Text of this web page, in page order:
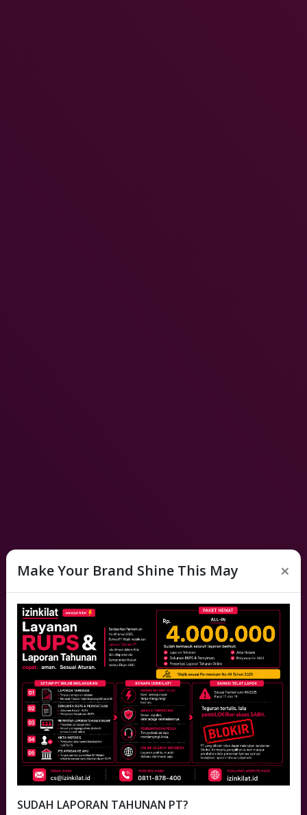
Platform Legalitas #1 di
Indonesiasss
Secepat K|
Make Your Brand Shine This May ×
SUDAH LAPORAN TAHUNAN PT?